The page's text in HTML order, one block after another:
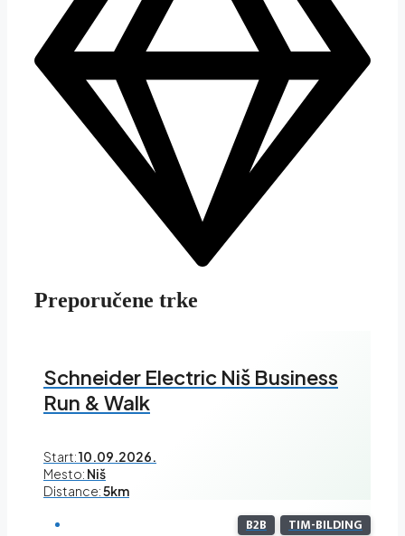
Preporučene trke
Schneider Electric Niš Business
Run & Walk
Start:10.09.2026.
Mesto: Niš
Distance:5km
B2B TIM-BILDING